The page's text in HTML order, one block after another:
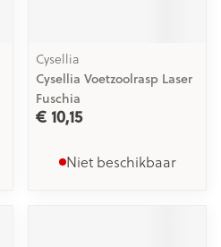
Cysellia
Cysellia Voetzoolrasp Laser
Fuschia
€ 10,15
Niet beschikbaar